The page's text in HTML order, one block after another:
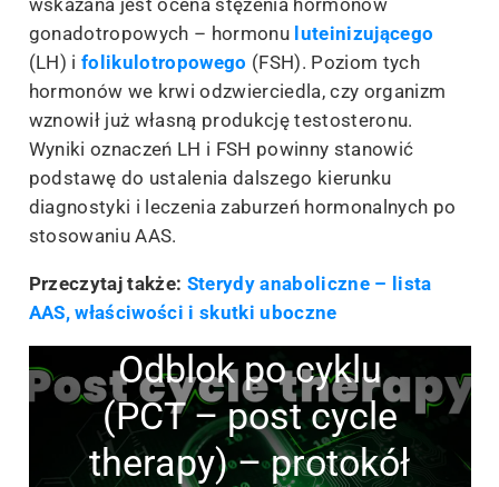
wskazana jest ocena stężenia hormonów
gonadotropowych – hormonu luteinizującego
(LH) i folikulotropowego (FSH). Poziom tych
hormonów we krwi odzwierciedla, czy organizm
wznowił już własną produkcję testosteronu.
Wyniki oznaczeń LH i FSH powinny stanowić
podstawę do ustalenia dalszego kierunku
diagnostyki i leczenia zaburzeń hormonalnych po
stosowaniu AAS.
Przeczytaj także: Sterydy anaboliczne – lista
AAS, właściwości i skutki uboczne
Odblok po cyklu
(PCT – post cycle
therapy) – protokół